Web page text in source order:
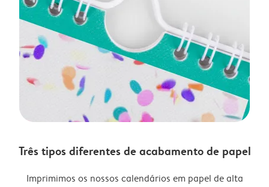
Três tipos diferentes de acabamento de papel
Imprimimos os nossos calendários em papel de alta